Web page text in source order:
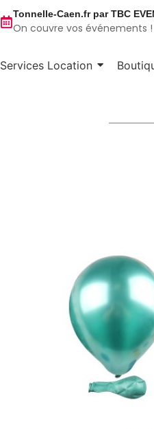
Tonnelle-Caen.fr par TBC
On couvre vos événements !
Services Location